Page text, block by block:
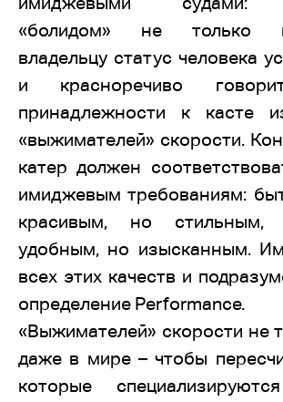
«болидом» не только
владельцу статус человека
и красноречиво
принадлежности к касте
«выжимателей» скорости.
катер должен
имиджевым требованиям:
красивым, но стильным,
удобным, но изысканным.
всех этих качеств и
определение Performance.
«Выжимателей» скорости не
даже в мире – чтобы
которые